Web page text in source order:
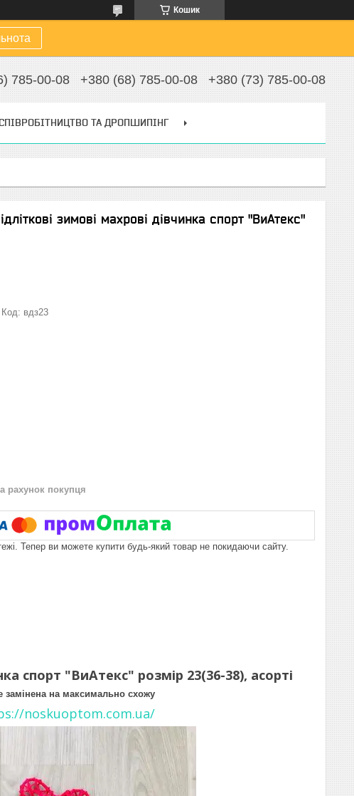
Кошик
785-00-08 +380 (68) 785-00-08 +380 (73) 785-00-08
ТА ДРОПШИПІНГ
зимові махрові дівчинка спорт "ВиАтекс"
Код: вдз23
рахунок покупця
Тепер ви можете купити будь-який товар не покидаючи сайту.
спорт "ВиАтекс" розмір 23(36-38), асорті
замінена на максимально схожу
noskuoptom.com.ua/